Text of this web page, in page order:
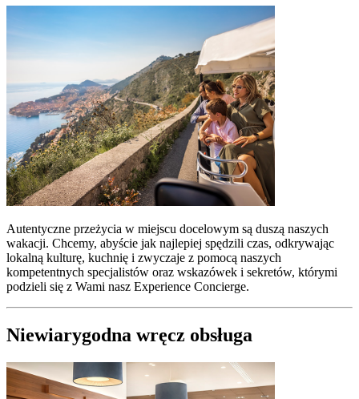
Autentyczne przeżycia w miejscu docelowym są duszą naszych
wakacji. Chcemy, abyście jak najlepiej spędzili czas, odkrywając
lokalną kulturę, kuchnię i zwyczaje z pomocą naszych
kompetentnych specjalistów oraz wskazówek i sekretów, którymi
podzieli się z Wami nasz Experience Concierge.
Niewiarygodna wręcz obsługa